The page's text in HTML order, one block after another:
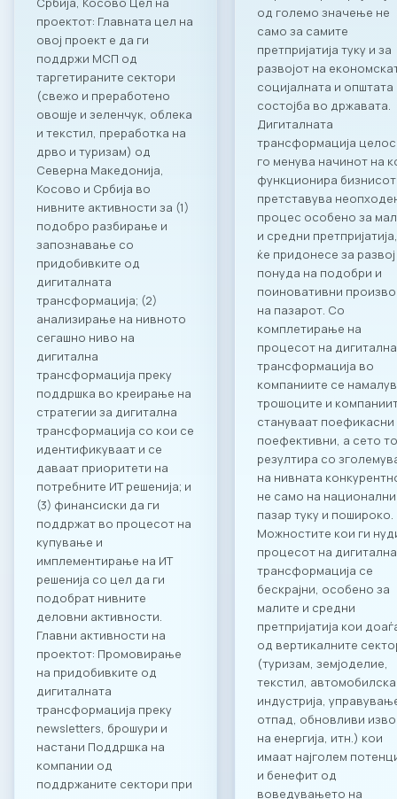
проектот: Главната цел на
овој проект е да ги
поддржи МСП од
таргетираните сектори
(свежо и преработено
овошје и зеленчук, облека
и текстил, преработка на
дрво и туризам) од
Северна Македонија,
Косово и Србија во
нивните активности за (1)
подобро разбирање и
запознавање со
придобивките од
дигиталната
трансформација; (2)
анализирање на нивното
сегашно ниво на
дигитална
трансформација преку
поддршка во креирање на
стратегии за дигитална
трансформација со кои се
идентификуваат и се
даваат приоритети на
потребните ИТ решенија; и
(3) финансиски да ги
поддржат во процесот на
купување и
имплементирање на ИТ
решенија со цел да ги
подобрат нивните
деловни активности.
Главни активности на
проектот: Промовирање
на придобивките од
дигиталната
трансформација преку
newsletters, брошури и
настани Поддршка на
компании од
поддржаните сектори при
од големо значење не
само за самите
претпријатија туку и за
развојот на
социјалната и општата
состојба во државата.
Дигиталната
трансформација
го менува начинот на
функционира
претставува
процес особено за
и средни
ќе придонесе за
понуда на подобри и
поиновативни
на пазарот. Со
комплетирање на
процесот на дигитална
трансформација во
компаниите се
трошоците и
стануваат поефикасни
поефективни, а сето
резултира со
на нивната
не само на
пазар туку и пошироко.
Можностите кои ги
процесот на дигитална
трансформација се
бескрајни, особено за
малите и средни
претпријатија кои
од вертикалните
(туризам, земјоделие,
текстил, автомобилска
индустрија,
отпад, обновливи
на енергија, итн.) кои
имаат најголем
и бенефит од
воведувањето на